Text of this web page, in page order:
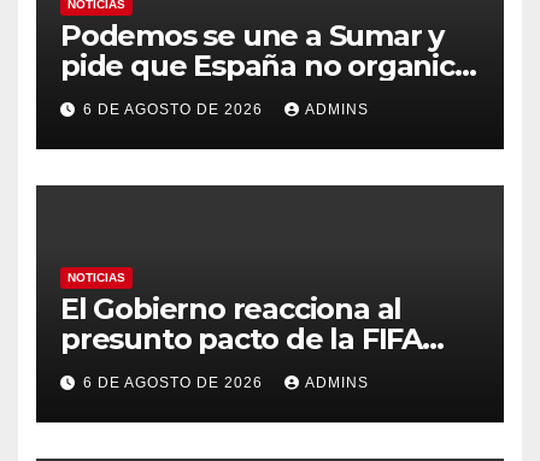
NOTICIAS
Podemos se une a Sumar y
pide que España no organice
el Mundial 2030 con
Marruecos por «atentar
contra la soberanía nacional»
6 DE AGOSTO DE 2026 ADMINS
NOTICIAS
El Gobierno reacciona al
presunto pacto de la FIFA
con Marruecos para acoger la
final del Mundial 2030:
«Tiene que ser en España»
6 DE AGOSTO DE 2026 ADMINS